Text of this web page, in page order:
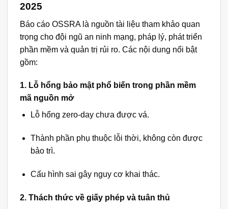
2025
Báo cáo OSSRA là nguồn tài liệu tham khảo quan
trọng cho đội ngũ an ninh mạng, pháp lý, phát triển
phần mềm và quản trị rủi ro. Các nội dung nổi bật
gồm:
1. Lỗ hổng bảo mật phổ biến trong phần mềm
mã nguồn mở
Lỗ hổng zero-day chưa được vá.
Thành phần phụ thuộc lỗi thời, không còn được
bảo trì.
Cấu hình sai gây nguy cơ khai thác.
2. Thách thức về giấy phép và tuân thủ